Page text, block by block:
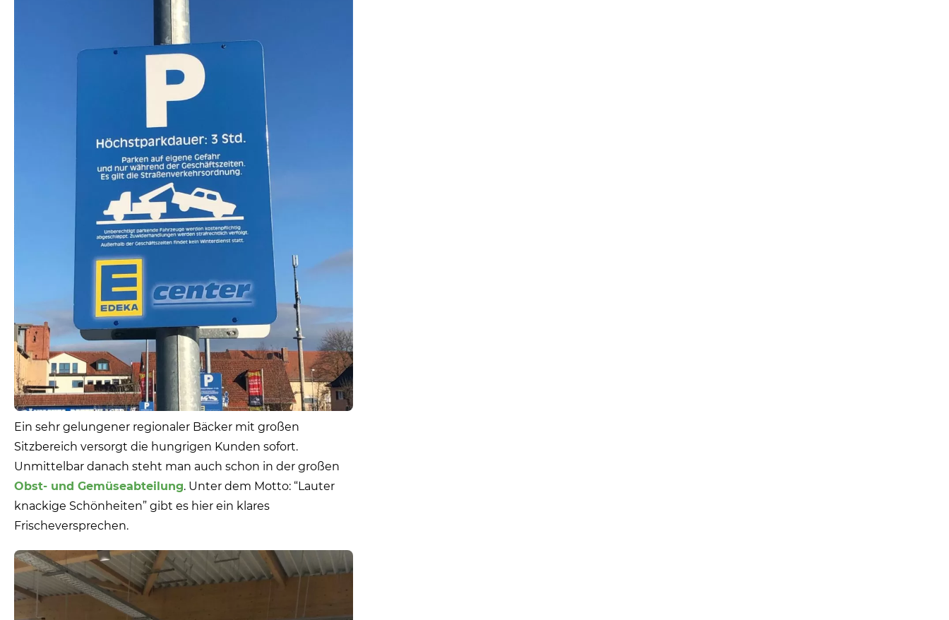
Ein sehr gelungener regionaler Bäcker mit großen
Sitzbereich versorgt die hungrigen Kunden sofort.
Unmittelbar danach steht man auch schon in der großen
Obst- und Gemüseabteilung. Unter dem Motto: “Lauter
knackige Schönheiten” gibt es hier ein klares
Frischeversprechen.